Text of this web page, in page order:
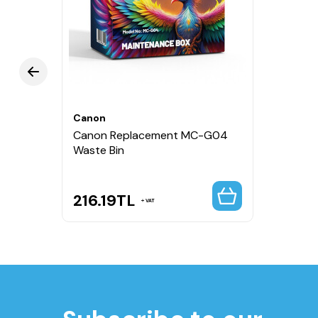
Canon orijinal atık mürekkep kutusudur.
Baskı sırasında oluşan fazla mürekkebi toplar.
Yazıcının temiz ve stabil çalışmasına yardımcı
Kolay değiştirilebilir tasarımı sayesinde pratik
Ev kullanıcıları
Home ofisler
Canon tanklı yazıcı bakım işlemleri
Canon
Canon Replacement MC-G04
Waste Bin
216.19TL VAT